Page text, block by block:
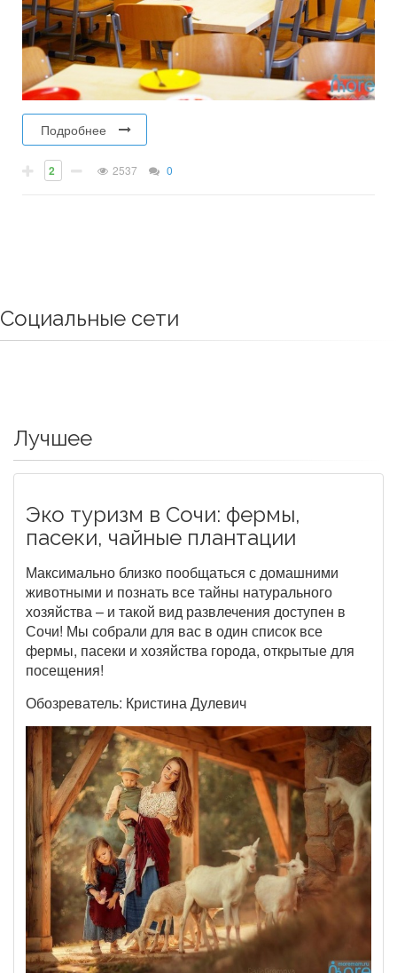
Подробнее
2 2537 0
Социальные сети
Лучшее
Эко туризм в Сочи: фермы,
пасеки, чайные плантации
Максимально близко пообщаться с домашними
животными и познать все тайны натурального
хозяйства – и такой вид развлечения доступен в
Сочи! Мы собрали для вас в один список все
фермы, пасеки и хозяйства города, открытые для
посещения!
Обозреватель: Кристина Дулевич